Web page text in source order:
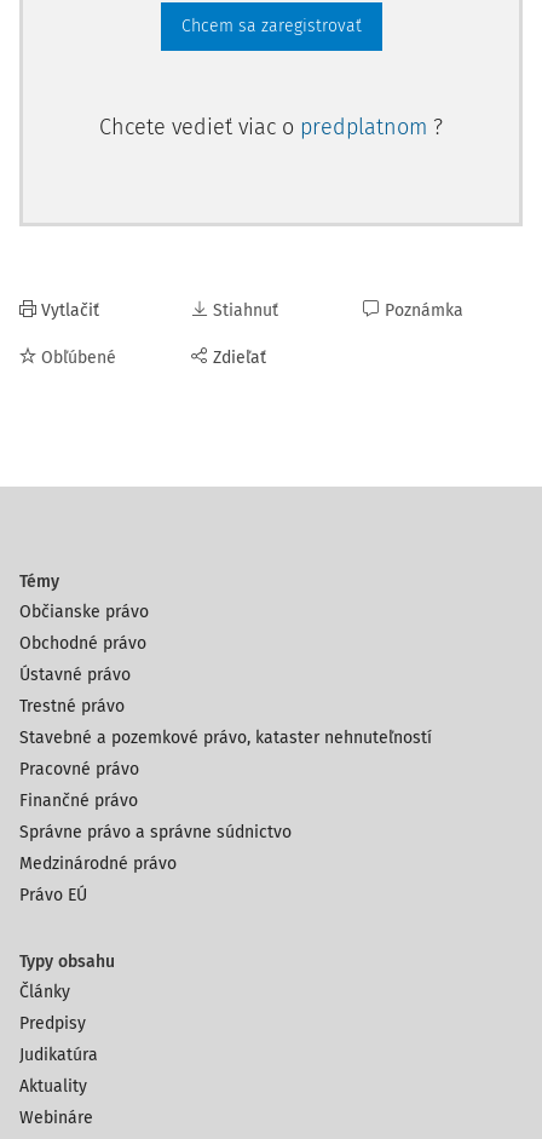
Chcem sa zaregistrovať
Chcete vedieť viac o predplatnom ?
Vytlačiť
Obľúbené
Stiahnuť
Zdieľať
Poznámka
Témy
Občianske právo
Obchodné právo
Ústavné právo
Trestné právo
Stavebné a pozemkové právo, kataster nehnuteľností
Pracovné právo
Finančné právo
Správne právo a správne súdnictvo
Medzinárodné právo
Právo EÚ
Typy obsahu
Články
Predpisy
Judikatúra
Aktuality
Webináre